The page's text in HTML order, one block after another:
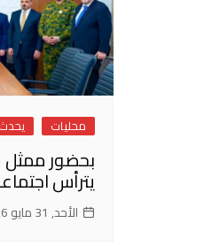
محليات
بحضور ممثل
يترأس
الأحد, 31 مايو 2026, 20:00